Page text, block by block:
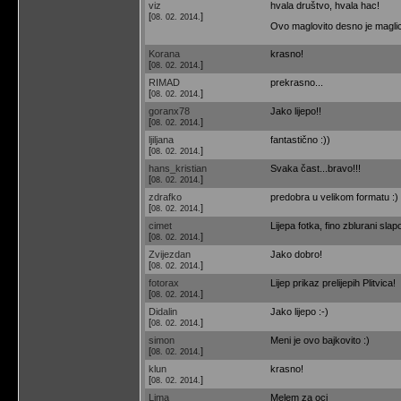
viz
[08. 02. 2014. ]
hvala društvo, hvala hac!
Ovo maglovito desno je
Korana
[08. 02. 2014. ]
krasno!
RIMAD
[08. 02. 2014. ]
prekrasno...
goranx78
[08. 02. 2014. ]
Jako lijepo!!
ljiljana
[08. 02. 2014. ]
fantastično :))
hans_kristian
[08. 02. 2014. ]
Svaka čast...bravo!!!
zdrafko
[08. 02. 2014. ]
predobra u velikom formatu :)
cimet
[08. 02. 2014. ]
Lijepa fotka, fino zblurani
Zvijezdan
[08. 02. 2014. ]
Jako dobro!
fotorax
[08. 02. 2014. ]
Lijep prikaz prelijepih Plitvica!
Didalin
[08. 02. 2014. ]
Jako lijepo :-)
simon
[08. 02. 2014. ]
Meni je ovo bajkovito :)
klun
[08. 02. 2014. ]
krasno!
Lima Melem za oci